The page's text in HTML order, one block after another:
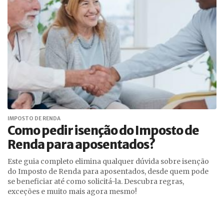
IMPOSTO DE RENDA
Como pedir isenção do Imposto de
Renda para aposentados?
Este guia completo elimina qualquer dúvida sobre isenção
do Imposto de Renda para aposentados, desde quem pode
se beneficiar até como solicitá-la. Descubra regras,
exceções e muito mais agora mesmo!